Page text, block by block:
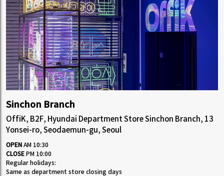
Sinchon Branch
OffiK, B2F, Hyundai Department Store Sinchon Branch, 13
Yonsei-ro, Seodaemun-gu, Seoul
OPEN AM 10:30
CLOSE PM 10:00
Regular holidays:
Same as department store closing days